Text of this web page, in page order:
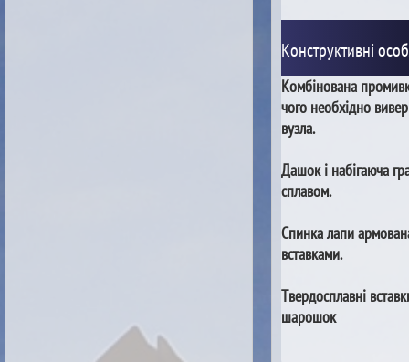
Конструктивні
Комбінована
чого необхідно
вузла.
Дашок і набігаюча
сплавом.
Спинка лапи
вставками.
Твердосплавні
шарошок